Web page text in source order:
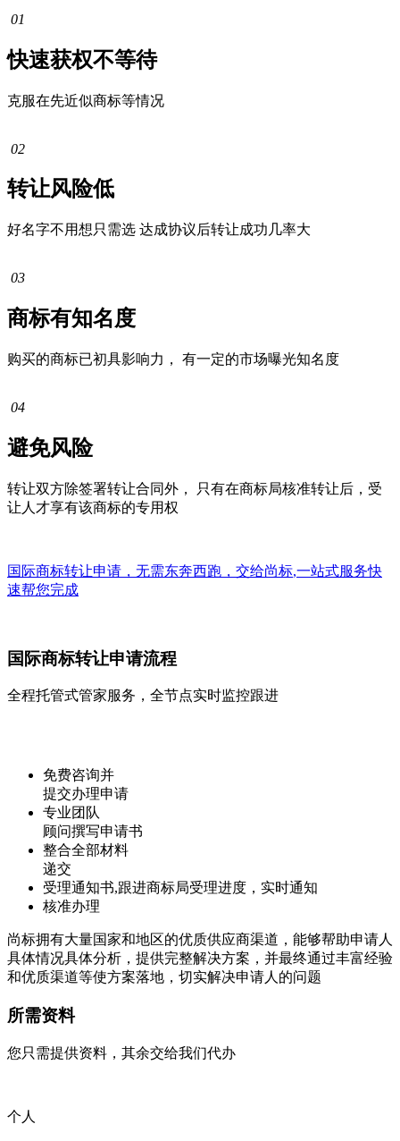
01
快速获权不等待
克服在先近似商标等情况
02
转让风险低
好名字不用想只需选 达成协议后转让成功几率大
03
商标有知名度
购买的商标已初具影响力， 有一定的市场曝光知名度
04
避免风险
转让双方除签署转让合同外， 只有在商标局核准转让后，受
让人才享有该商标的专用权
国际商标转让申请，无需东奔西跑，交给尚标,一站式服务快
速帮您完成
国际商标转让申请流程
全程托管式管家服务，全节点实时监控跟进
免费咨询并
提交办理申请
专业团队
顾问撰写申请书
整合全部材料
递交
受理通知书,跟进商标局受理进度，实时通知
核准办理
尚标拥有大量国家和地区的优质供应商渠道，能够帮助申请人
具体情况具体分析，提供完整解决方案，并最终通过丰富经验
和优质渠道等使方案落地，切实解决申请人的问题
所需资料
您只需提供资料，其余交给我们代办
个人